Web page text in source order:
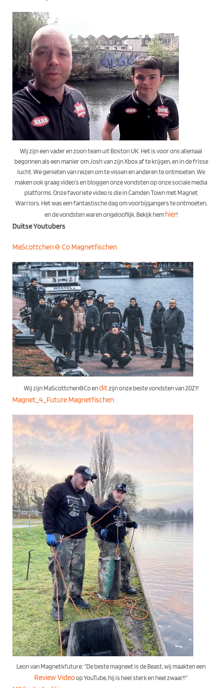
Wij zijn een vader en zoon team uit Boston UK. Het is voor ons allemaal
begonnen als een manier om Josh van zijn Xbox af te krijgen, en in de frisse
lucht. We genieten van reizen om te vissen en anderen te ontmoeten. We
maken ook graag video’s en bloggen onze vondsten op onze sociale media
platforms. Onze favoriete video is die in Camden Town met Magnet
Warriors. Het was een fantastische dag om voorbijgangers te ontmoeten,
en de vondsten waren ongelooflijk. Bekijk hemhier!
Duitse Youtubers
MaScottchen & Co Magnetfischen
Wij zijn MaScottchen&Co enditzijn onze beste vondsten van 2021!
Magnet_4_Future Magnetfischen
Leon van Magnet4future: “De beste magneet is de Beast, wij maakten een
Review Videoop YouTube, hij is heel sterk en heel zwaar!!”